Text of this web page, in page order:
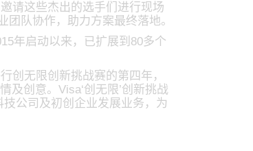
请这些杰出的选手们进行现场
队协作，助力方案最终落地。
年启动以来，已扩展到80多个
创无限创新挑战赛的第四年，
创意。Visa‘创无限’创新挑战
公司及初创企业发展业务，为